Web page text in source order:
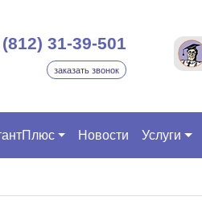
31-39-501
заказать звонок
Новости Услуги